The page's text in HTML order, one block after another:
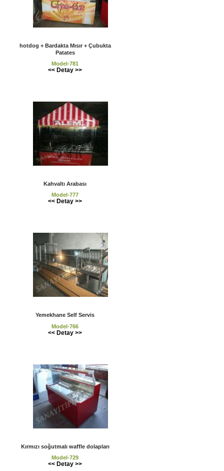
hotdog + Bardakta Mısır + Çubukta
Patates
Model-781
<< Detay >>
Kahvaltı Arabası
Model-777
<< Detay >>
Yemekhane Self Servis
Model-766
<< Detay >>
Kırmızı soğutmalı waffle dolapları
Model-729
<< Detay >>